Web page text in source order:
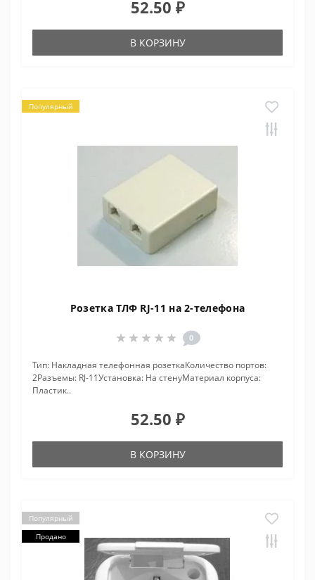
52.50 ₽
В КОРЗИНУ
Популярный
Розетка ТЛФ RJ-11 на 2-телефона
0
Тип: Накладная телефонная розеткаКоличество портов:
2Разъемы: RJ-11Установка: На стенуМатериал корпуса:
Пластик..
52.50 ₽
В КОРЗИНУ
Популярный
Продано